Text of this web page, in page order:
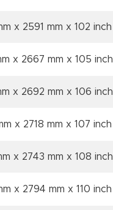
x 2591 mm x 102 inch
x 2667 mm x 105 inch
x 2692 mm x 106 inch
x 2718 mm x 107 inch
x 2743 mm x 108 inch
x 2794 mm x 110 inch